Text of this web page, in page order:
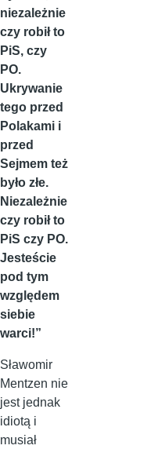
niezależnie
czy robił to
PiS, czy
PO.
Ukrywanie
tego przed
Polakami i
przed
Sejmem też
było złe.
Niezależnie
czy robił to
PiS czy PO.
Jesteście
pod tym
względem
siebie
warci!”
Sławomir
Mentzen nie
jest jednak
idiotą i
musiał